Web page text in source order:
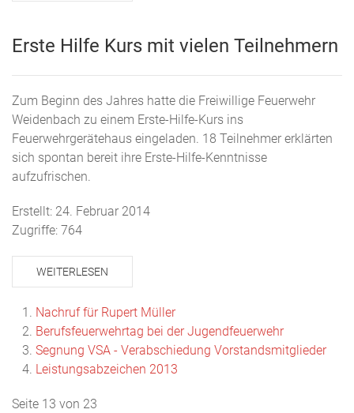
Erste Hilfe Kurs mit vielen Teilnehmern
Zum Beginn des Jahres hatte die Freiwillige Feuerwehr
Weidenbach zu einem Erste-Hilfe-Kurs ins
Feuerwehrgerätehaus eingeladen. 18 Teilnehmer erklärten
sich spontan bereit ihre Erste-Hilfe-Kenntnisse
aufzufrischen.
Erstellt: 24. Februar 2014
Zugriffe: 764
WEITERLESEN
Nachruf für Rupert Müller
Berufsfeuerwehrtag bei der Jugendfeuerwehr
Segnung VSA - Verabschiedung Vorstandsmitglieder
Leistungsabzeichen 2013
Seite 13 von 23